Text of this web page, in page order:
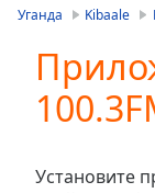
Video
Skip
Forward
Уганда Kibaale
Установите